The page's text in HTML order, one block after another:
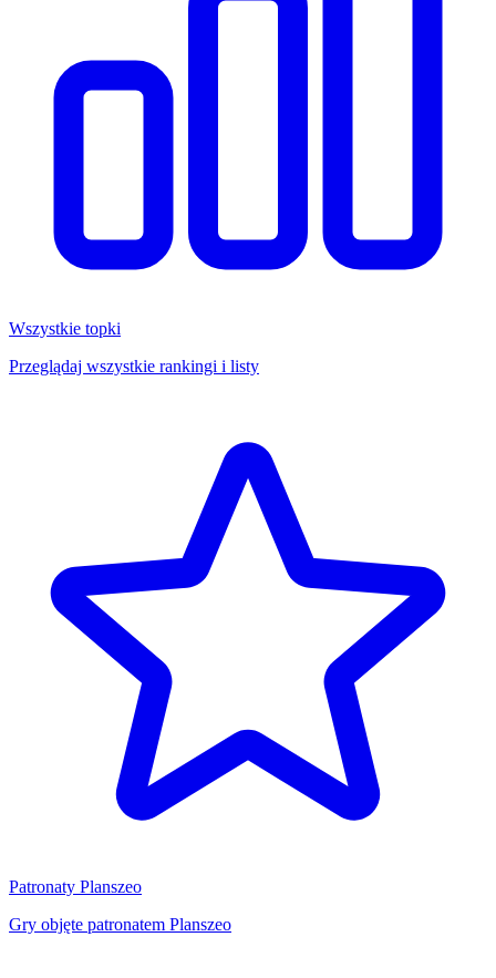
Wszystkie topki
Przeglądaj wszystkie rankingi i listy
Patronaty Planszeo
Gry objęte patronatem Planszeo